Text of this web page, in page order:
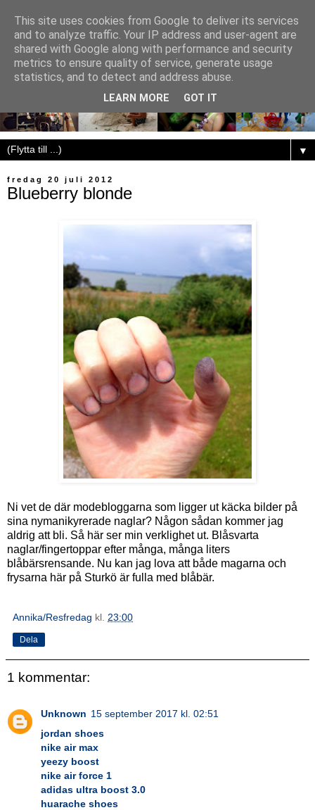
▼
fredag 20 juli 2012
Blueberry blonde
Ni vet de där modebloggarna som ligger ut käcka bilder på
sina nymanikyrerade naglar? Någon sådan kommer jag
aldrig att bli. Så här ser min verklighet ut. Blåsvarta
naglar/fingertoppar efter många, många liters
blåbärsrensande. Nu kan jag lova att både magarna och
frysarna här på Sturkö är fulla med blåbär.
Annika/Resfredag kl. 23:00
Dela
1 kommentar:
Unknown 15 september 2017 kl. 02:51
jordan shoes
nike air max
yeezy boost
nike air force 1
adidas ultra boost 3.0
huarache shoes
This site uses cookies from Google to deliver its services
and to analyze traffic. Your IP address and user-agent are
shared with Google along with performance and security
metrics to ensure quality of service, generate usage
statistics, and to detect and address abuse.
LEARN MORE GOT IT